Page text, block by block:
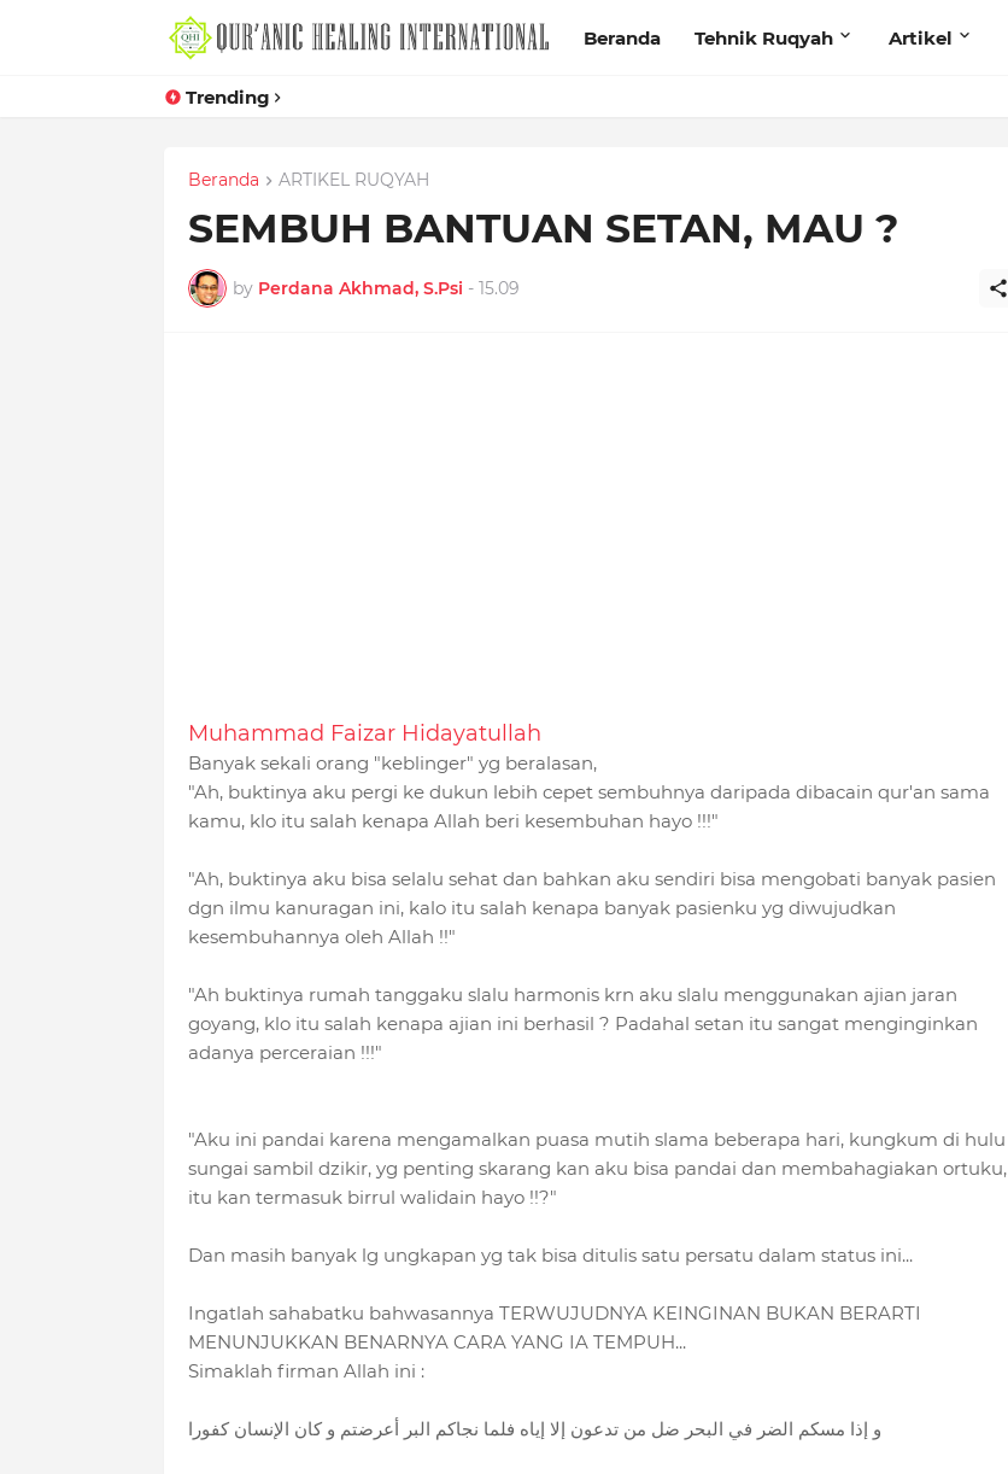
Beranda Tehnik Ruqyah Artikel
Trending
Beranda ARTIKEL RUQYAH
SEMBUH BANTUAN SETAN, MAU ?
by Perdana Akhmad, S.Psi - 15.09
Muhammad Faizar Hidayatullah
Banyak sekali orang "keblinger" yg beralasan,
"Ah, buktinya aku pergi ke dukun lebih cepet sembuhnya daripada dibacain qur'an sama
kamu, klo itu salah kenapa Allah beri kesembuhan hayo !!!"
"Ah, buktinya aku bisa selalu sehat dan bahkan aku sendiri bisa mengobati banyak pasien
dgn ilmu kanuragan ini, kalo itu salah kenapa banyak pasienku yg diwujudkan
kesembuhannya oleh Allah !!"
"Ah buktinya rumah tanggaku slalu harmonis krn aku slalu menggunakan ajian jaran
goyang, klo itu salah kenapa ajian ini berhasil ? Padahal setan itu sangat menginginkan
adanya perceraian !!!"
"Aku ini pandai karena mengamalkan puasa mutih slama beberapa hari, kungkum di hulu
sungai sambil dzikir, yg penting skarang kan aku bisa pandai dan membahagiakan ortuku,
itu kan termasuk birrul walidain hayo !!?"
Dan masih banyak lg ungkapan yg tak bisa ditulis satu persatu dalam status ini...
Ingatlah sahabatku bahwasannya TERWUJUDNYA KEINGINAN BUKAN BERARTI
MENUNJUKKAN BENARNYA CARA YANG IA TEMPUH...
Simaklah firman Allah ini :
و إذا مسكم الضر في البحر ضل من تدعون إلا إياه فلما نجاكم البر أعرضتم و كان الإنسان كفورا